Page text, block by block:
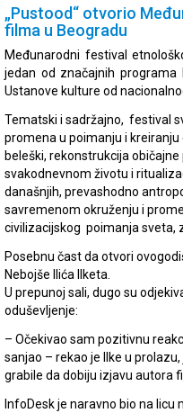
„Pustood“ otvorio
filma u Beogradu
Međunarodni festival
jedan od značajnih
Ustanove kulture od
Tematski i sadržajno, festival
promena u poimanju i
beleški, rekonstrukcija
svakodnevnom životu i
današnjih, prevashodno
savremenom okruženju i
civilizacijskog poimanja sveta,
Posebnu čast da otvori
Nebojše Ilića Ilketa.
U prepunoj sali, dugo su
oduševljenje:
– Očekivao sam pozitivnu
sanjao – rekao je Ilke u
grabile da dobiju izjavu autora
InfoDesk je naravno bio na